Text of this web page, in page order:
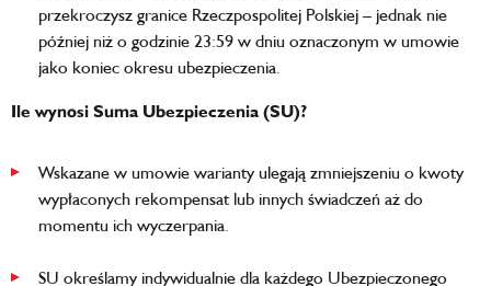
przekroczysz granice Rzeczpospolitej Polskiej – jednak nie
później niż o godzinie 23:59 w dniu oznaczonym w umowie
jako koniec okresu ubezpieczenia.
Ile wynosi Suma Ubezpieczenia (SU)?
Wskazane w umowie warianty ulegają zmniejszeniu o kwoty
wypłaconych rekompensat lub innych świadczeń aż do
momentu ich wyczerpania.
SU określamy indywidualnie dla każdego Ubezpieczonego